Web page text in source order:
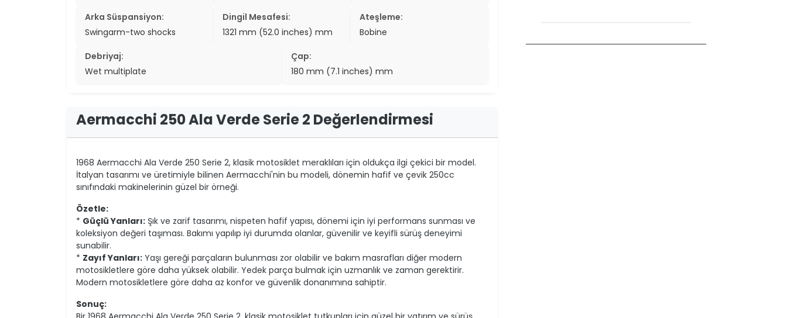
Arka Süspansiyon:
Swingarm-two shocks
Dingil Mesafesi:
1321 mm (52.0 inches) mm
Ateşleme:
Bobine
Debriyaj:
Wet multiplate
Çap:
180 mm (7.1 inches) mm
Aermacchi 250 Ala Verde Serie 2 Değerlendirmesi
1968 Aermacchi Ala Verde 250 Serie 2, klasik motosiklet meraklıları için oldukça ilgi çekici bir model.
İtalyan tasarımı ve üretimiyle bilinen Aermacchi'nin bu modeli, dönemin hafif ve çevik 250cc
sınıfındaki makinelerinin güzel bir örneği.
Özetle:
* Güçlü Yanları: Şık ve zarif tasarımı, nispeten hafif yapısı, dönemi için iyi performans sunması ve
koleksiyon değeri taşıması. Bakımı yapılıp iyi durumda olanlar, güvenilir ve keyifli sürüş deneyimi
sunabilir.
* Zayıf Yanları: Yaşı gereği parçaların bulunması zor olabilir ve bakım masrafları diğer modern
motosikletlere göre daha yüksek olabilir. Yedek parça bulmak için uzmanlık ve zaman gerektirir.
Modern motosikletlere göre daha az konfor ve güvenlik donanımına sahiptir.
Sonuç: